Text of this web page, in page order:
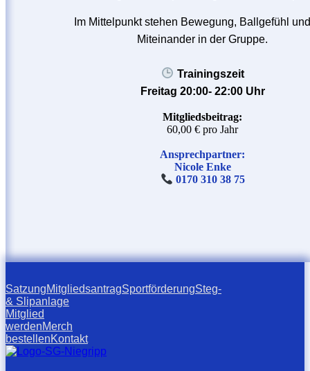
Im Mittelpunkt stehen Bewegung, Ballgefühl
Miteinander in der Gruppe.
Trainingszeit
Freitag 20:00- 22:00 Uhr
Mitgliedsbeitrag:
60,00 € pro Jahr
Ansprechpartner:
Nicole Enke
0170 310 38 75
SatzungMitgliedsantragSportförderungSteg-
& Slipanlage
Mitglied
werdenMerch
bestellenKontakt